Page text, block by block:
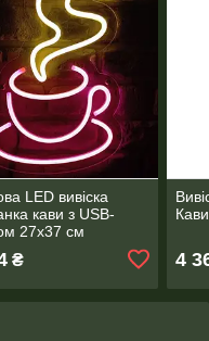
LED вивіска
кави з USB-
27х37 см
₴ 4